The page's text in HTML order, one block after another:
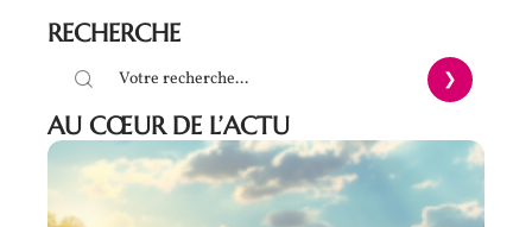
RECHERCHE
AU CŒUR DE L’ACTU